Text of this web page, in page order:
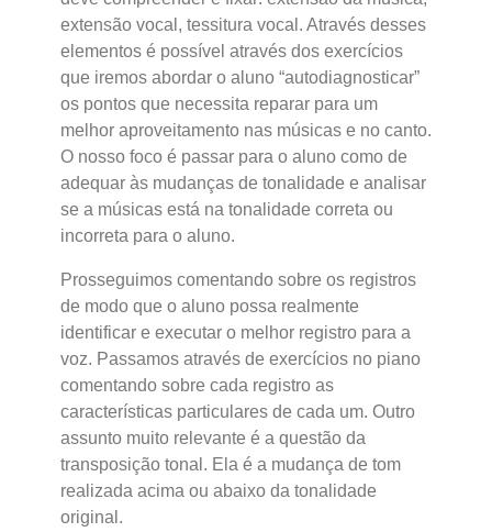
extensão vocal, tessitura vocal. Através desses
elementos é possível através dos exercícios
que iremos abordar o aluno “autodiagnosticar”
os pontos que necessita reparar para um
melhor aproveitamento nas músicas e no canto.
O nosso foco é passar para o aluno como de
adequar às mudanças de tonalidade e analisar
se a músicas está na tonalidade correta ou
incorreta para o aluno.
Prosseguimos comentando sobre os registros
de modo que o aluno possa realmente
identificar e executar o melhor registro para a
voz. Passamos através de exercícios no piano
comentando sobre cada registro as
características particulares de cada um. Outro
assunto muito relevante é a questão da
transposição tonal. Ela é a mudança de tom
realizada acima ou abaixo da tonalidade
original.